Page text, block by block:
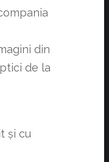
din
de la
și cu